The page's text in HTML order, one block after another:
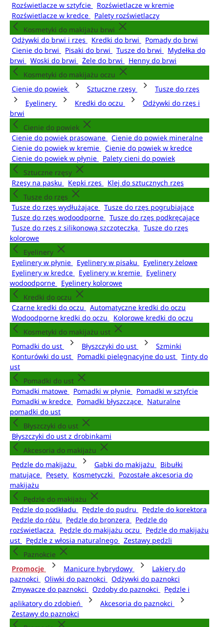
Rozświetlacze w sztyfcie
Rozświetlacze w kremie
Rozświetlacze w kredce
Palety rozświetlaczy
Kosmetyki do makijażu brwi
Odżywki do brwi i rzęs
Kredki do brwi
Pomady do brwi
Cienie do brwi
Pisaki do brwi Tusze do brwi
Mydełka do
brwi
Woski do brwi Żele do brwi
Henny do brwi
Kosmetyki do makijażu oczu
Cienie do powiek
Sztuczne rzęsy
Tusze do rzęs
Eyelinery
Kredki do oczu
Odżywki do rzęs i
brwi
Cienie do powiek
Cienie do powiek prasowane
Cienie do powiek mineralne
Cienie do powiek w kremie
Cienie do powiek w kredce
Cienie do powiek w płynie
Palety cieni do powiek
Sztuczne rzęsy
Rzęsy na pasku
Kępki rzęs
Klej do sztucznych rzęs
Tusze do rzęs
Tusze do rzęs wydłużające
Tusze do rzęs pogrubiające
Tusze do rzęs wodoodporne
Tusze do rzęs podkręcające
Tusze do rzęs z silikonową szczoteczką
Tusze do rzęs
kolorowe
Eyelinery
Eyelinery w płynie
Eyelinery w pisaku
Eyelinery żelowe
Eyelinery w kredce
Eyelinery w kremie
Eyelinery
wodoodporne
Eyelinery kolorowe
Kredki do oczu
Czarne kredki do oczu
Automatyczne kredki do oczu
Wodoodporne kredki do oczu
Kolorowe kredki do oczu
Kosmetyki do makijażu ust
Pomadki do ust
Błyszczyki do ust
Szminki
Konturówki do ust
Pomadki pielęgnacyjne do ust
Tinty do
ust
Pomadki do ust
Pomadki matowe
Pomadki w płynie
Pomadki w sztyfcie
Pomadki w kredce
Pomadki błyszczące
Naturalne
pomadki do ust
Błyszczyki do ust
Błyszczyki do ust z drobinkami
Akcesoria do makijażu
Pędzle do makijażu
Gąbki do makijażu
Bibułki
matujące
Pęsety Kosmetyczki
Pozostałe akcesoria do
makijażu
Pędzle do makijażu
Pędzle do podkładu
Pędzle do pudru
Pędzle do korektora
Pędzle do różu
Pędzle do bronzera
Pędzle do
rozświetlacza
Pędzle do makijażu oczu
Pędzle do makijażu
ust
Pędzle z włosia naturalnego
Zestawy pędzli
Paznokcie
Promocje
Manicure hybrydowy
Lakiery do
paznokci
Oliwki do paznokci
Odżywki do paznokci
Zmywacze do paznokci
Ozdoby do paznokci
Pędzle i
aplikatory do zdobień
Akcesoria do paznokci
Zestawy do paznokci